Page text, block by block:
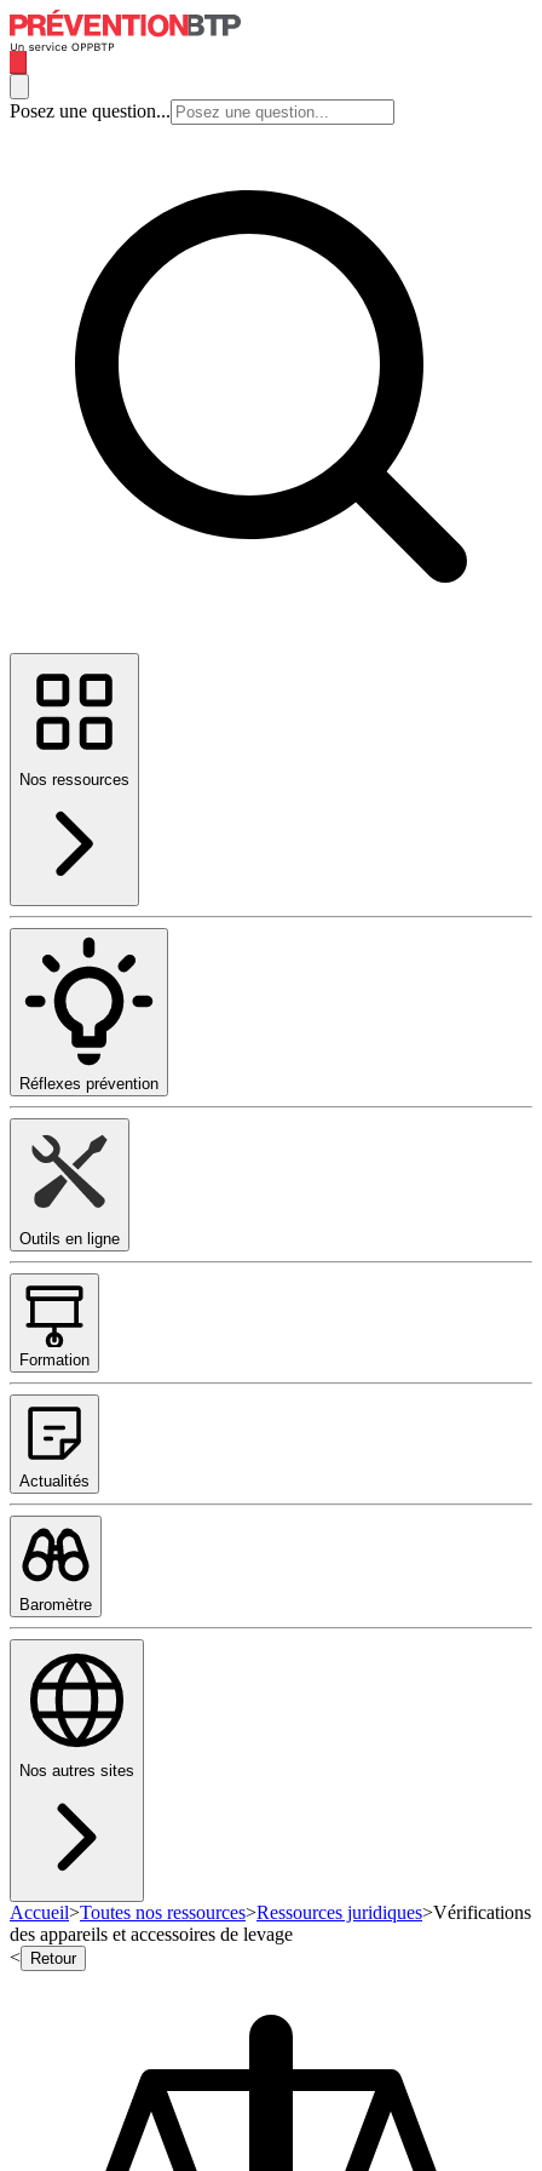
Posez une question...
Nos ressources
Réflexes prévention
Outils en ligne
Formation
Actualités
Baromètre
Nos autres sites
Accueil>Toutes nos ressources>Ressources juridiques>Vérifications
des appareils et accessoires de levage
<
Retour